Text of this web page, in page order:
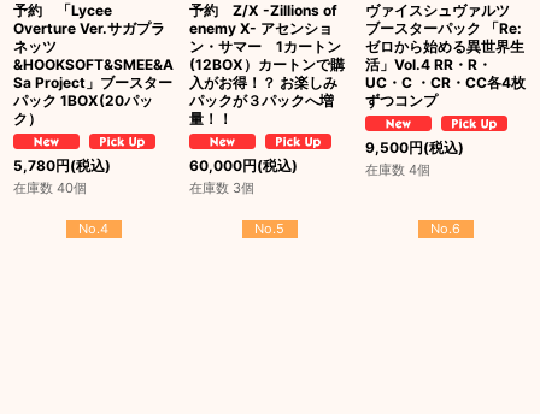
予約 「Lycee
Overture Ver.サガプラ
ネッツ
&HOOKSOFT&SMEE&A
Sa Project」ブースター
パック 1BOX(20パッ
ク）
5,780円(税込)
在庫数 40個
予約 Z/X -Zillions of
enemy X- アセンショ
ン・サマー 1カートン
(12BOX）カートンで購
入がお得！？ お楽しみ
パックが３パックへ増
量！！
60,000円(税込)
在庫数 3個
ヴァイスシュヴァルツ
ブースターパック 「Re:
ゼロから始める異世界生
活」Vol.4 RR・R・
UC・C ・CR・CC各4枚
ずつコンプ
9,500円(税込)
在庫数 4個
No.4 No.5 No.6